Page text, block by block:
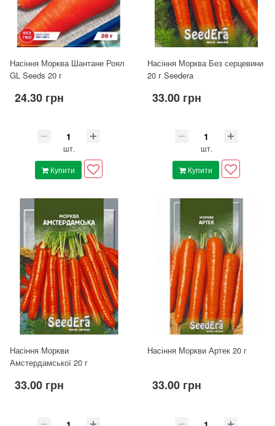
Насіння Морква Шантане Роял
GL Seeds 20 г
24.30 грн
шт.
Купити
Насіння Морква Без серцевини
20 г Seedera
33.00 грн
шт.
Купити
Насіння Моркви
Амстердамської 20 г
33.00 грн
Насіння Моркви Артек 20 г
33.00 грн